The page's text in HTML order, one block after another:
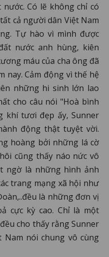
Có lẽ không chỉ có
cả người dân Việt Nam
Tự hào vì mình được
nước anh hùng, kiên
máu của cha ông đã
nay. Cảm động vì thế hệ
những hi sinh lớn lao
cho câu nói "Hoà bình
khí tươi đẹp ấy, Sunner
động thật tuyệt vời.
hoàng bởi những lá cờ
cũng thấy náo nức vô
ngờ là những hình ảnh
trang mạng xã hội như
là những đơn vị
cực kỳ cao. Chỉ là một
cho thấy rằng Sunner
nói chung vô cùng